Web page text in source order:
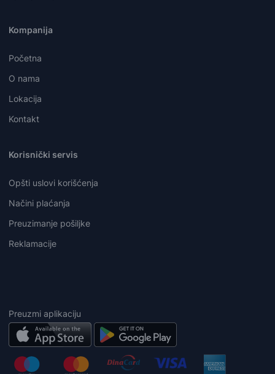
Kompanija
Početna
O nama
Lokacija
Kontakt
Korisnički servis
Opšti uslovi korišćenja
Načini plaćanja
Preuzimanje pošiljke
Reklamacije
Preuzmi aplikaciju